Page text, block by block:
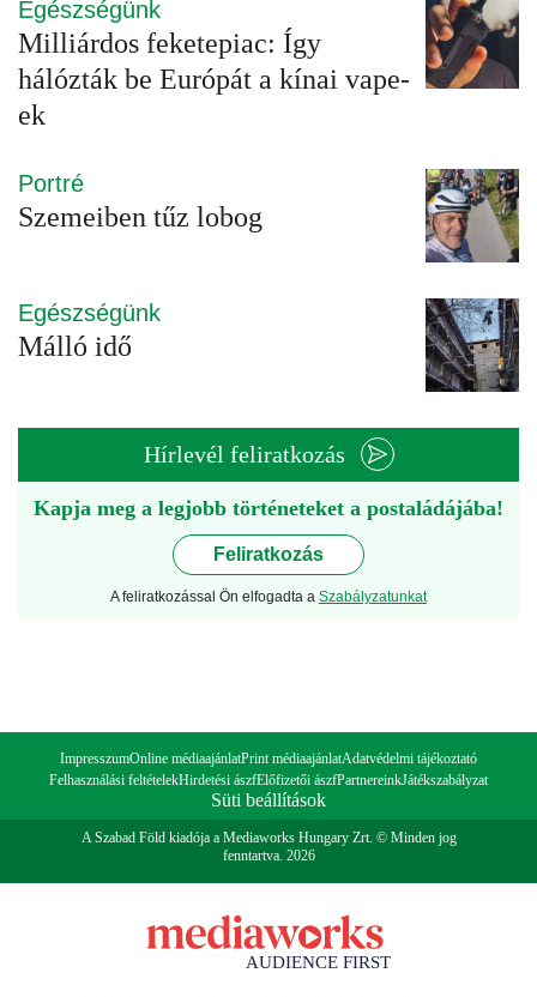
Egészségünk
Milliárdos feketepiac: Így
hálózták be Európát a kínai vape-
ek
Portré
Szemeiben tűz lobog
Egészségünk
Málló idő
Hírlevél feliratkozás
Kapja meg a legjobb történeteket a postaládájába!
Feliratkozás
A feliratkozással Ön elfogadta a Szabályzatunkat
ImpresszumOnline médiaajánlatPrint médiaajánlatAdatvédelmi tájékoztató
Felhasználási feltételekHirdetési ászfElőfizetői ászfPartnereinkJátékszabályzat
Süti beállítások
A Szabad Föld kiadója a Mediaworks Hungary Zrt. © Minden jog
fenntartva. 2026